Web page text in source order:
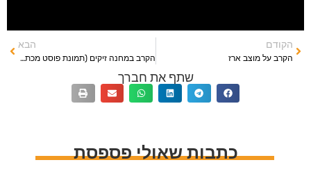
הקודם
הקרב על מוצב ארז
הבא
הקרב במחנה זיקים (תמונת פוסט מכתבה של ערוץ 13)
שתף את חברך
כתבות שאולי פספסת